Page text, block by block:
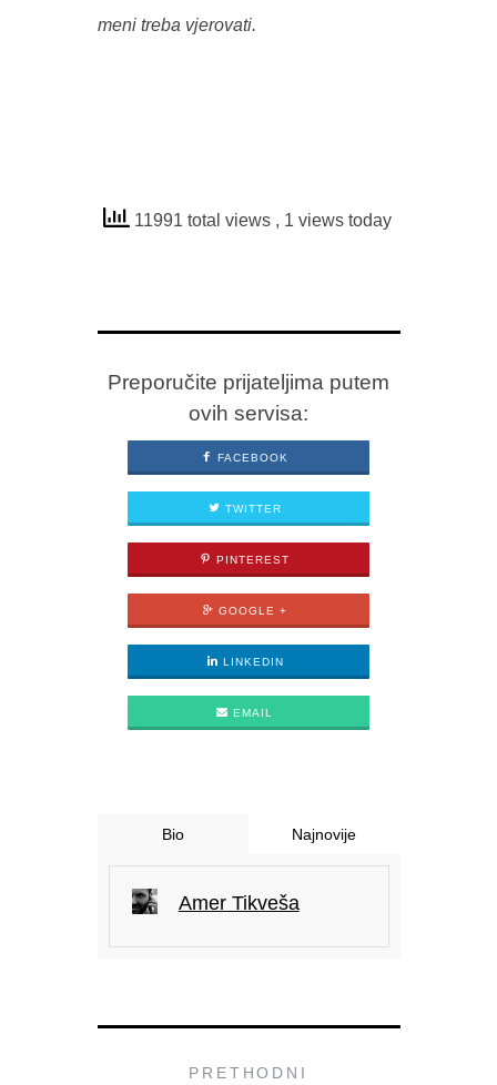
meni treba vjerovati.
11991 total views , 1 views today
Preporučite prijateljima putem
ovih servisa:
FACEBOOK
TWITTER
PINTEREST
GOOGLE +
LINKEDIN
EMAIL
Bio Najnovije
Amer Tikveša
PRETHODNI